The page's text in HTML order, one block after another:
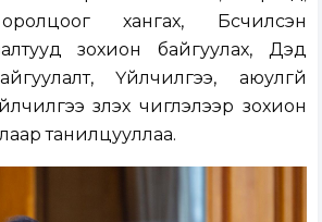
хангах, Бүсчилсэн
зохион байгуулах, Дэд
Үйлчилгээ, аюулгүй
үзүүлэх чиглэлээр зохион
танилцууллаа.